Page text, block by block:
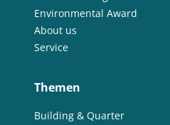
Environmental Award
About us
Service
Themen
Building & Quarter